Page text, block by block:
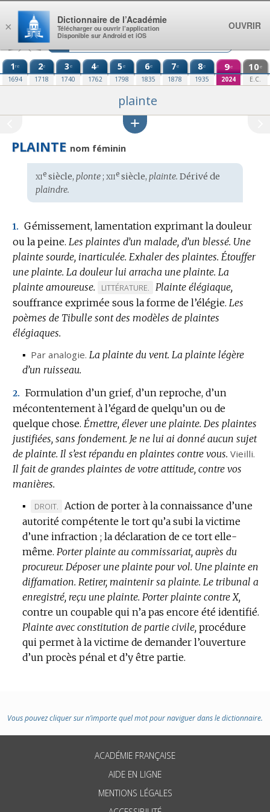
Aller au contenu
1re
1694
2e
1718
3e
1740
4e
1762
5e
1798
6e
1835
7e
1878
8e
1935
9e
2024
10e
E.C.
plainte
PLAINTE nom féminin
Étymologie
:
xiesiècle, plonte; xiiesiècle, plainte. Dérivé de
plaindre.
1. Gémissement, lamentation exprimant la douleur
ou la peine. Les plaintes d’un malade, d’un blessé. Une
plainte sourde, inarticulée. Exhaler des plaintes. Étouffer
une plainte. La douleur lui arracha une plainte. La
plainte amoureuse.
MARQUE
DE
DOMAINE
LITTÉRATURE.
Plainte élégiaque,
souffrance exprimée sous la forme de l’élégie. Les
poèmes de Tibulle sont des modèles de plaintes
élégiaques.
▪ Par analogie. La plainte du vent. La plainte légère
d’un ruisseau.
2. Formulation d’un grief, d’un reproche, d’un
mécontentement à l’égard de quelqu’un ou de
quelque chose. Émettre, élever une plainte. Des plaintes
justifiées, sans fondement. Je ne lui ai donné aucun sujet
de plainte. Il s’est répandu en plaintes contre vous. Vieilli.
Il fait de grandes plaintes de votre attitude, contre vos
manières.
▪
MARQUE
DE
DOMAINE
:
DROIT.
Action de porter à la connaissance d’une
autorité compétente le tort qu’a subi la victime
d’une infraction ; la déclaration de ce tort elle-
même. Porter plainte au commissariat, auprès du
procureur. Déposer une plainte pour vol. Une plainte en
diffamation. Retirer, maintenir sa plainte. Le tribunal a
enregistré, reçu une plainte. Porter plainte contre X,
contre un coupable qui n’a pas encore été identifié.
Plainte avec constitution de partie civile, procédure
qui permet à la victime de demander l’ouverture
d’un procès pénal et d’y être partie.
Vous pouvez cliquer sur n’importe quel mot pour naviguer dans le dictionnaire.
ACADÉMIE FRANÇAISE
AIDE EN LIGNE
MENTIONS LÉGALES
×
Dictionnaire de l’Académie
Télécharger ou ouvrir l’application
Disponible sur Android et iOS
OUVRIR